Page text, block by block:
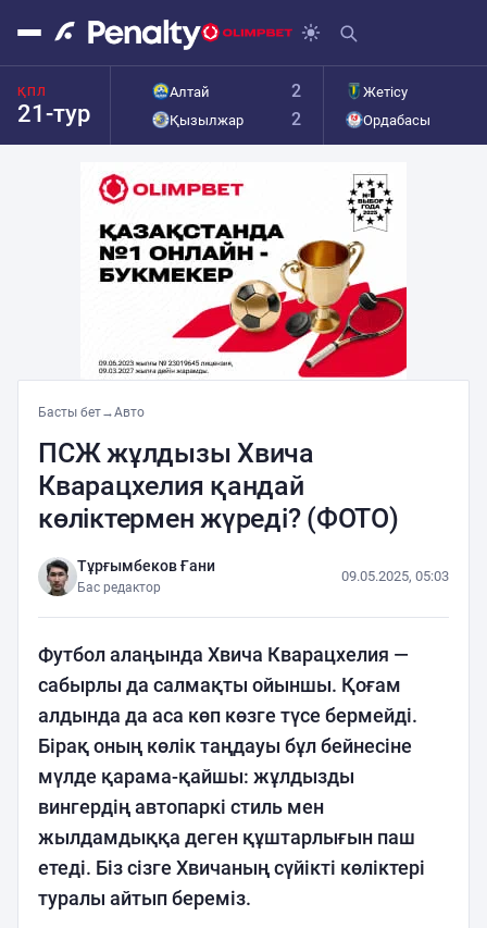
ҚПЛ
21-тур
Алтай 2
Қызылжар 2
Жетісу
Ордабасы
Басты бет→Авто
ПСЖ жұлдызы Хвича
Кварацхелия қандай
көліктермен жүреді? (ФОТО)
Тұрғымбеков Ғани
Бас редактор
09.05.2025, 05:03
Футбол алаңында Хвича Кварацхелия —
сабырлы да салмақты ойыншы. Қоғам
алдында да аса көп көзге түсе бермейді.
Бірақ оның көлік таңдауы бұл бейнесіне
мүлде қарама-қайшы: жұлдызды
вингердің автопаркі стиль мен
жылдамдыққа деген құштарлығын паш
етеді. Біз сізге Хвичаның сүйікті көліктері
туралы айтып береміз.